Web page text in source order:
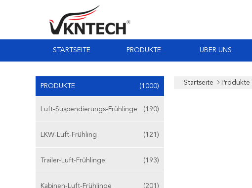
STARTSEITE PRODUKTE ÜBER UNS
PRODUKTE (1000)
Luft-Suspendierungs-Frühlinge (190)
LKW-Luft-Frühling (121)
Trailer-Luft-Frühlinge (193)
Kabinen-Luft-Frühlinge (201)
Startseite Produkte